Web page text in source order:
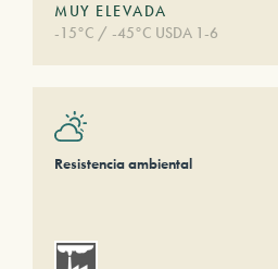
MUY ELEVADA
-15°C / -45°C USDA 1-6
Resistencia ambiental